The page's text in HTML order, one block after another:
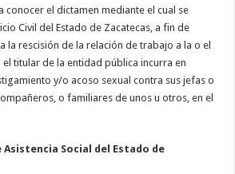
conocer el dictamen mediante el cual se
Civil del Estado de Zacatecas, a fin de
la rescisión de la relación de trabajo a la o el
titular de la entidad pública incurra en
y/o acoso sexual contra sus jefas o
o familiares de unos u otros, en el
Asistencia Social del Estado de